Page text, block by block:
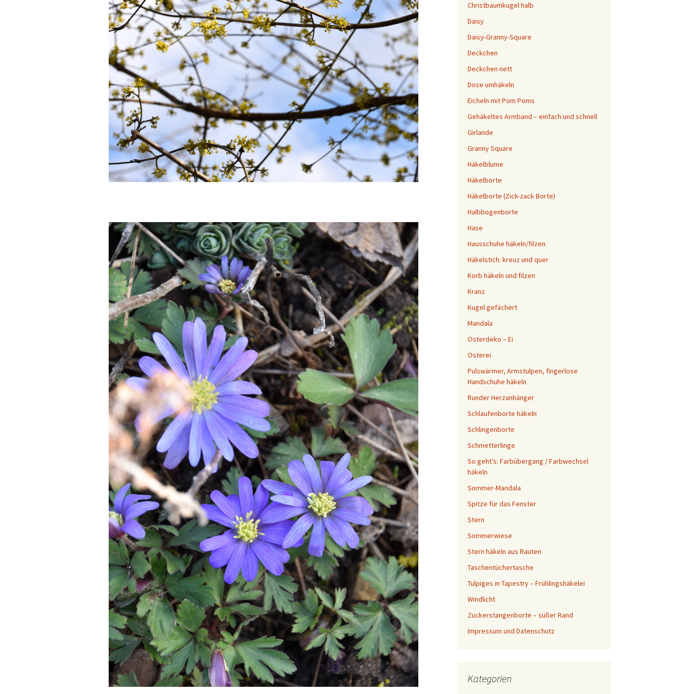
Christbaumkugel halb
Daisy
Daisy-Granny-Square
Deckchen
Deckchen nett
Dose umhäkeln
Eicheln mit Pom Poms
Gehäkeltes Armband – einfach und schnell
Girlande
Granny Square
Häkelblume
Häkelborte
Häkelborte (Zick-zack Borte)
Halbbogenborte
Hase
Hausschuhe häkeln/filzen
Häkelstich: kreuz und quer
Korb häkeln und filzen
Kranz
Kugel gefächert
Mandala
Osterdeko – Ei
Osterei
Pulswärmer, Armstulpen, fingerlose
Handschuhe häkeln
Runder Herzanhänger
Schlaufenborte häkeln
Schlingenborte
Schmetterlinge
So geht’s: Farbübergang / Farbwechsel
häkeln
Sommer-Mandala
Spitze für das Fenster
Stern
Sommerwiese
Stern häkeln aus Rauten
Taschentüchertasche
Tulpiges in Tapestry – Frühlingshäkelei
Windlicht
Zuckerstangenborte – süßer Rand
Impressum und Datenschutz
Kategorien